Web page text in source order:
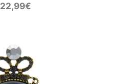
22,99€